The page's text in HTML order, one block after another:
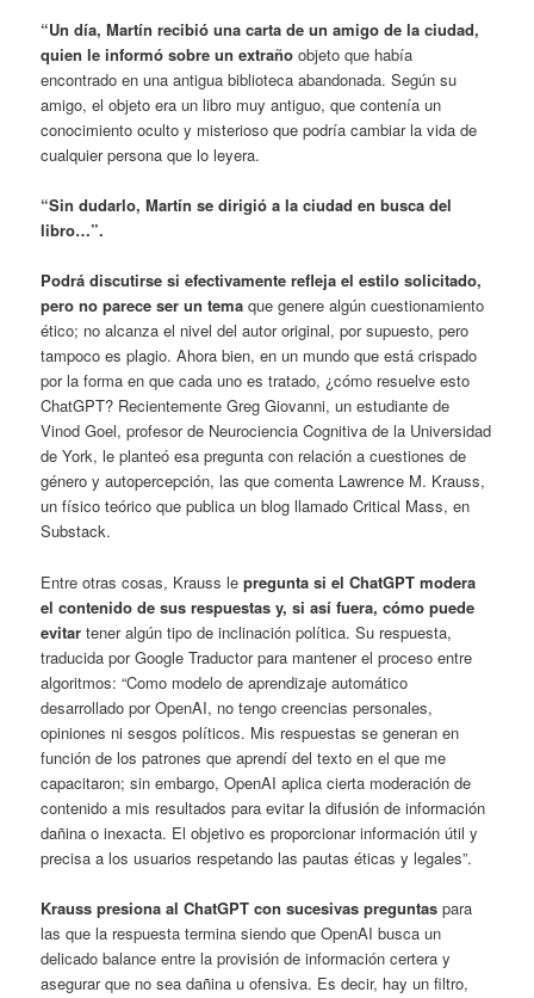
“Un día, Martín recibió una carta de un amigo de la ciudad,
quien le informó sobre un extraño objeto que había
encontrado en una antigua biblioteca abandonada. Según su
amigo, el objeto era un libro muy antiguo, que contenía un
conocimiento oculto y misterioso que podría cambiar la vida de
cualquier persona que lo leyera.
“Sin dudarlo, Martín se dirigió a la ciudad en busca del
libro…”.
Podrá discutirse si efectivamente refleja el estilo solicitado,
pero no parece ser un tema que genere algún cuestionamiento
ético; no alcanza el nivel del autor original, por supuesto, pero
tampoco es plagio. Ahora bien, en un mundo que está crispado
por la forma en que cada uno es tratado, ¿cómo resuelve esto
ChatGPT? Recientemente Greg Giovanni, un estudiante de
Vinod Goel, profesor de Neurociencia Cognitiva de la Universidad
de York, le planteó esa pregunta con relación a cuestiones de
género y autopercepción, las que comenta Lawrence M. Krauss,
un físico teórico que publica un blog llamado Critical Mass, en
Substack.
Entre otras cosas, Krauss lepregunta si el ChatGPT modera
el contenido de sus respuestas y, si así fuera, cómo puede
evitar tener algún tipo de inclinación política. Su respuesta,
traducida por Google Traductor para mantener el proceso entre
algoritmos: “Como modelo de aprendizaje automático
desarrollado por OpenAI, no tengo creencias personales,
opiniones ni sesgos políticos. Mis respuestas se generan en
función de los patrones que aprendí del texto en el que me
capacitaron; sin embargo, OpenAI aplica cierta moderación de
contenido a mis resultados para evitar la difusión de información
dañina o inexacta. El objetivo es proporcionar información útil y
precisa a los usuarios respetando las pautas éticas y legales”.
Krauss presiona al ChatGPT con sucesivas preguntas para
las que la respuesta termina siendo que OpenAI busca un
delicado balance entre la provisión de información certera y
asegurar que no sea dañina u ofensiva. Es decir, hay un filtro,